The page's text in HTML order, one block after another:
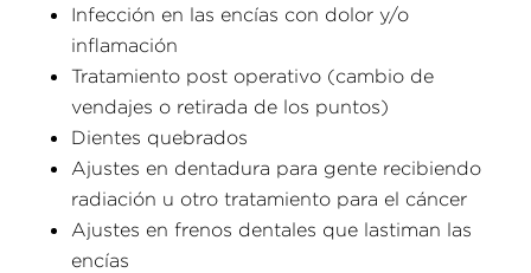
Infección en las encías con dolor y/o
inflamación
Tratamiento post operativo (cambio de
vendajes o retirada de los puntos)
Dientes quebrados
Ajustes en dentadura para gente recibiendo
radiación u otro tratamiento para el cáncer
Ajustes en frenos dentales que lastiman las
encías